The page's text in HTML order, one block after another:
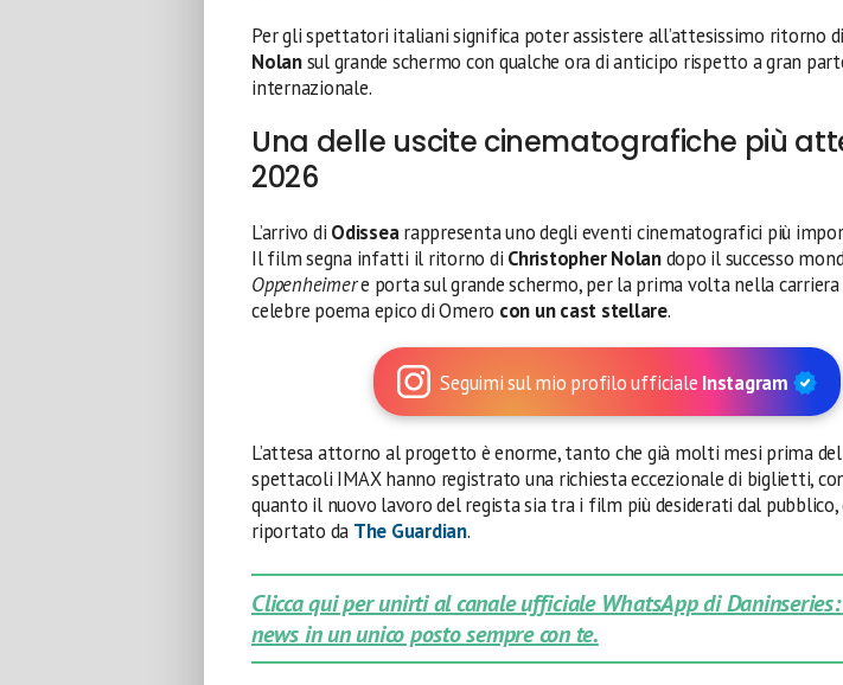
Per gli spettatori italiani significa poter assistere all’attesissimo ritorno di
Nolansul grande schermo con qualche ora di anticipo rispetto a gran
internazionale.
Una delle uscite cinematografiche più
2026
L’arrivo di Odissearappresenta uno degli eventi cinematografici più
Il film segna infatti il ritorno di Christopher Nolandopo il successo
Oppenheimere porta sul grande schermo, per la prima volta nella
celebre poema epico di Omero con un cast stellare.
Seguimi sul mio profilo ufficiale Instagram
L’attesa attorno al progetto è enorme, tanto che già molti mesi prima
spettacoli IMAX hanno registrato una richiesta eccezionale di biglietti,
quanto il nuovo lavoro del regista sia tra i film più desiderati dal pubblico,
riportato da The Guardian.
Clicca qui per unirti al canale ufficiale WhatsApp di
news in un unico posto sempre con te.